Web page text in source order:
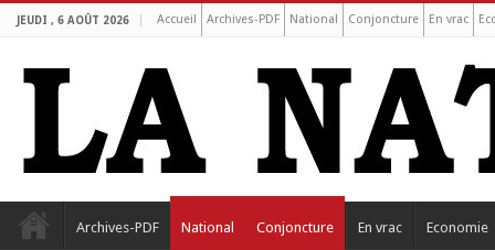
JEUDI , 6 AOÛT 2026 Accueil Archives-PDF National Conjoncture En vrac
Archives-PDF National Conjoncture En vrac Economie